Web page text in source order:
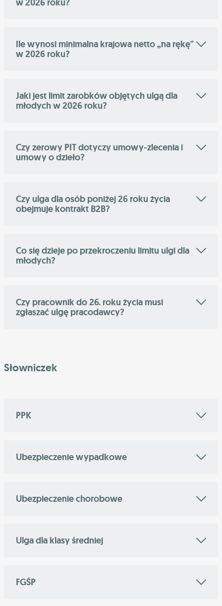
w 2026 roku?
Ile wynosi minimalna krajowa netto „na rękę"
w 2026 roku?
Jaki jest limit zarobków objętych ulgą dla
młodych w 2026 roku?
Czy zerowy PIT dotyczy umowy-zlecenia i
umowy o dzieło?
Czy ulga dla osób poniżej 26 roku życia
obejmuje kontrakt B2B?
Co się dzieje po przekroczeniu limitu ulgi dla
młodych?
Czy pracownik do 26. roku życia musi
zgłaszać ulgę pracodawcy?
Słowniczek
PPK
Ubezpieczenie wypadkowe
Ubezpieczenie chorobowe
Ulga dla klasy średniej
FGŚP